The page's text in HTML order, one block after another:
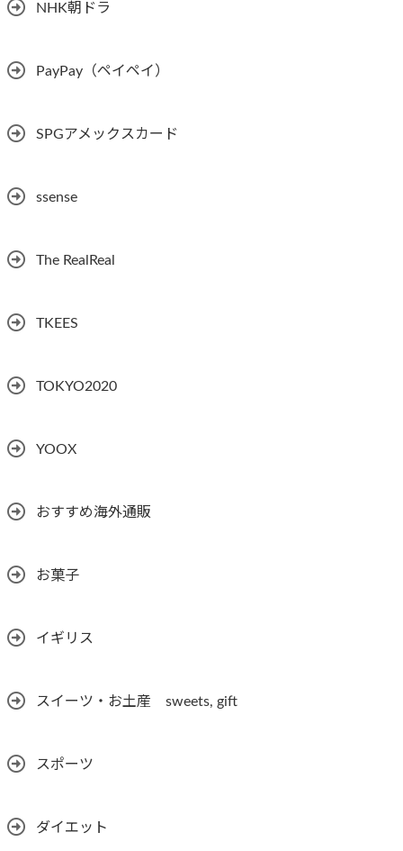
NHK朝ドラ
PayPay（ペイペイ）
SPGアメックスカード
ssense
The RealReal
TKEES
TOKYO2020
YOOX
おすすめ海外通販
お菓子
イギリス
スイーツ・お土産 sweets, gift
スポーツ
ダイエット